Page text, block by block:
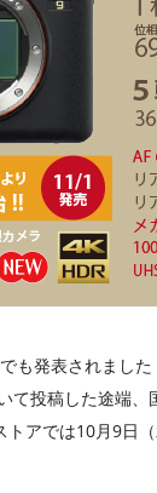
も発表されました
投稿した途端、
アでは10月9日